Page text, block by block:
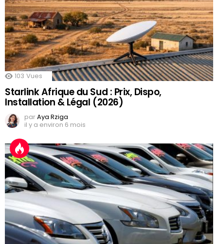
103 Vues
Starlink Afrique du Sud : Prix, Dispo,
Installation & Légal (2026)
parAya Rziga
il y a environ 6 mois